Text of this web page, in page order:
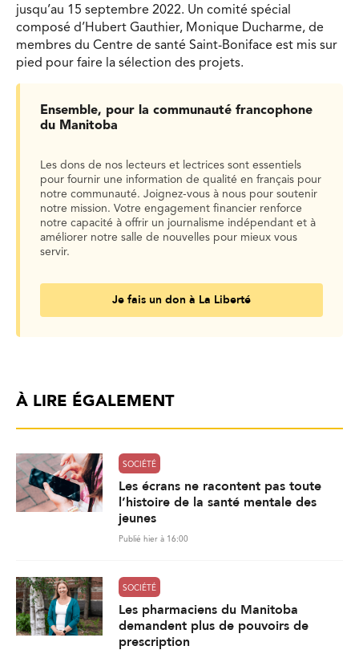
jusqu’au 15 septembre 2022. Un comité spécial
composé d’Hubert Gauthier, Monique Ducharme, de
membres du Centre de santé Saint-Boniface est mis sur
pied pour faire la sélection des projets.
Ensemble, pour la communauté francophone
du Manitoba
Les dons de nos lecteurs et lectrices sont essentiels
pour fournir une information de qualité en français pour
notre communauté. Joignez-vous à nous pour soutenir
notre mission. Votre engagement financier renforce
notre capacité à offrir un journalisme indépendant et à
améliorer notre salle de nouvelles pour mieux vous
servir.
Je fais un don à La Liberté
À LIRE ÉGALEMENT
SOCIÉTÉ
Les écrans ne racontent pas toute
l’histoire de la santé mentale des
jeunes
Publié hier à 16:00
SOCIÉTÉ
Les pharmaciens du Manitoba
demandent plus de pouvoirs de
prescription